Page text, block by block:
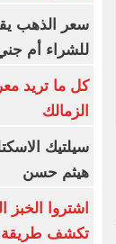
سعر الذهب
للشراء أم جني
كل ما تريد
الزمالك
سيلتيك
هيثم حسن
اشتروا
تكشف طريقة